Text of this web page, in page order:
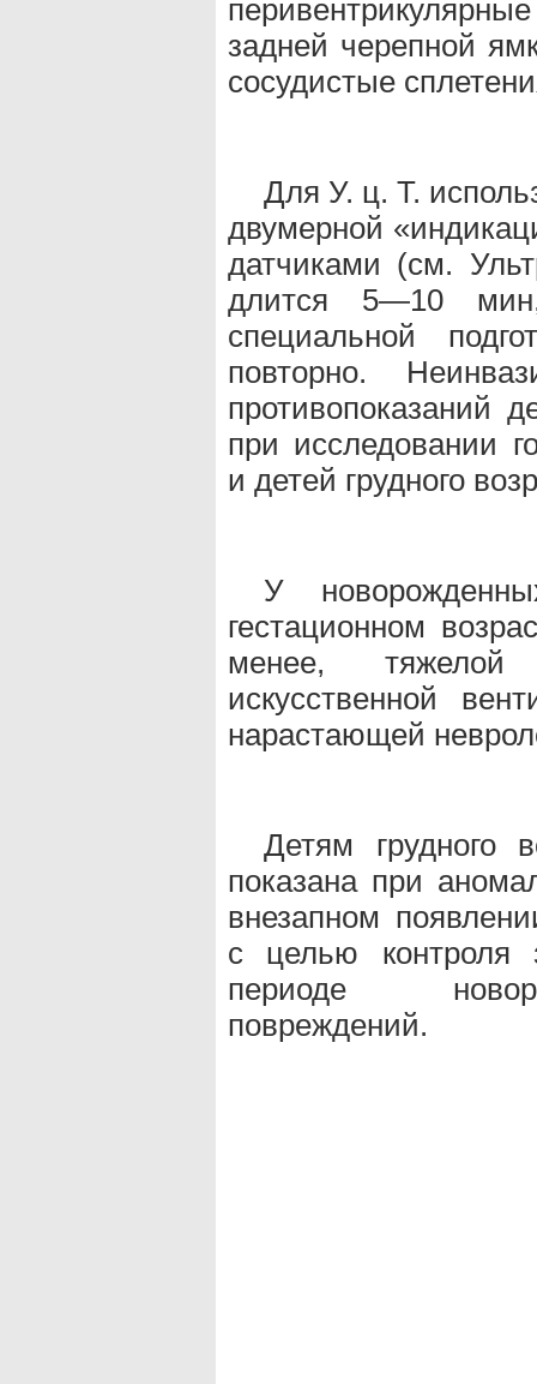
задней черепной
сосудистые
Для У. ц. Т.
двумерной
датчиками (см.
длится 5—10
специальной
повторно.
противопоказаний
при исследовании
и детей грудного
У
гестационном
менее,
искусственной
нарастающей
Детям грудного
показана при
внезапном
с целью контроля
периоде
повреждений.